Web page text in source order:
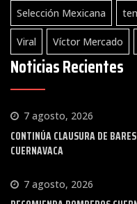
Selección Mexicana
Viral Víctor Mercado
Noticias Recientes
7 agosto, 2026
CONTINÚA CLAUSURA DE
CUERNAVACA
7 agosto, 2026